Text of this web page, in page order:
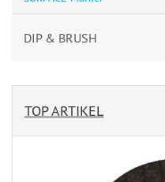
DIP & BRUSH
TOP ARTIKEL